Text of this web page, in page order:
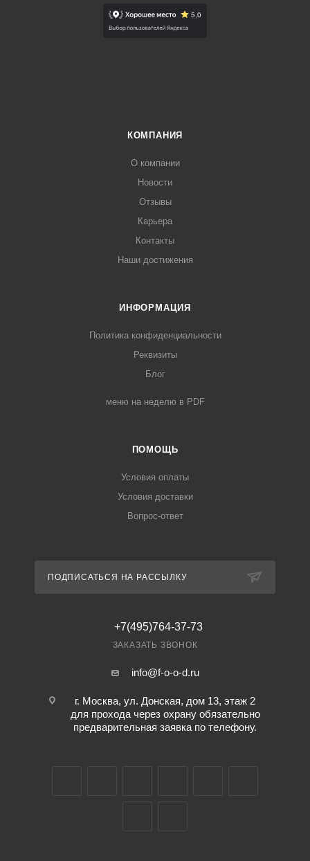
КОМПАНИЯ
О компании
Новости
Отзывы
Карьера
Контакты
Наши достижения
ИНФОРМАЦИЯ
Политика конфиденциальности
Реквизиты
Блог
меню на неделю в PDF
ПОМОЩЬ
Условия оплаты
Условия доставки
Вопрос-ответ
ПОДПИСАТЬСЯ НА РАССЫЛКУ
+7(495)764-37-73
ЗАКАЗАТЬ ЗВОНОК
info@f-o-o-d.ru
г. Москва, ул. Донская, дом 13, этаж 2
для прохода через охрану обязательно
предварительная заявка по телефону.